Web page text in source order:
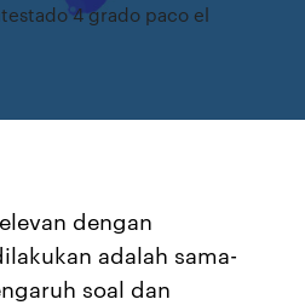
4 grado paco el
dengan
adalah sama-
soal dan